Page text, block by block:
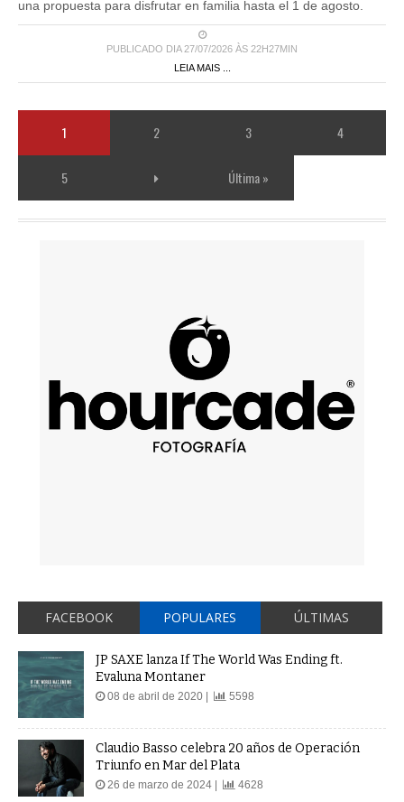
una propuesta para disfrutar en familia hasta el 1 de agosto.
PUBLICADO DIA 27/07/2026 ÀS 22H27MIN
LEIA MAIS ...
1 2 3 4
5 Última »
FACEBOOK POPULARES ÚLTIMAS
JP SAXE lanza If The World Was Ending ft.
Evaluna Montaner
08 de abril de 2020 | 5598
Claudio Basso celebra 20 años de Operación
Triunfo en Mar del Plata
26 de marzo de 2024 | 4628